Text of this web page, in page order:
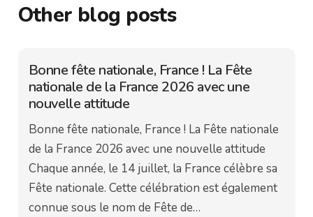
Other blog posts
Bonne fête nationale, France ! La Fête
nationale de la France 2026 avec une
nouvelle attitude
Bonne fête nationale, France ! La Fête nationale
de la France 2026 avec une nouvelle attitude
Chaque année, le 14 juillet, la France célèbre sa
Fête nationale. Cette célébration est également
connue sous le nom de Fête de…